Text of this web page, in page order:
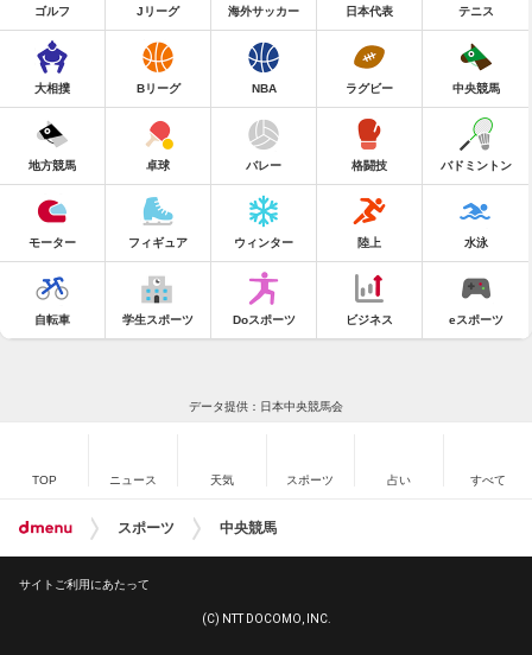
ゴルフ Jリーグ 海外サッカー 日本代表 テニス
大相撲 Bリーグ NBA ラグビー 中央競馬
地方競馬 卓球 バレー 格闘技 バドミントン
モーター フィギュア ウィンター 陸上 水泳
自転車 学生スポーツ Doスポーツ ビジネス eスポーツ
データ提供：日本中央競馬会
TOP ニュース 天気 スポーツ 占い すべて
スポーツ 中央競馬
サイトご利用にあたって
(C) NTT DOCOMO, INC.